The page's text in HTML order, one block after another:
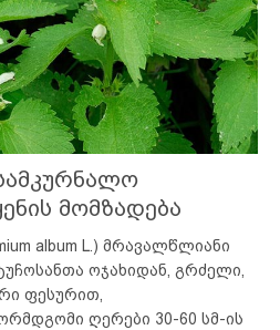
მომზადება
album L.) მრავალწლიანი
ოჯახიდან, გრძელი,
ფესურით,
ღერები 30-60 სმ-ის